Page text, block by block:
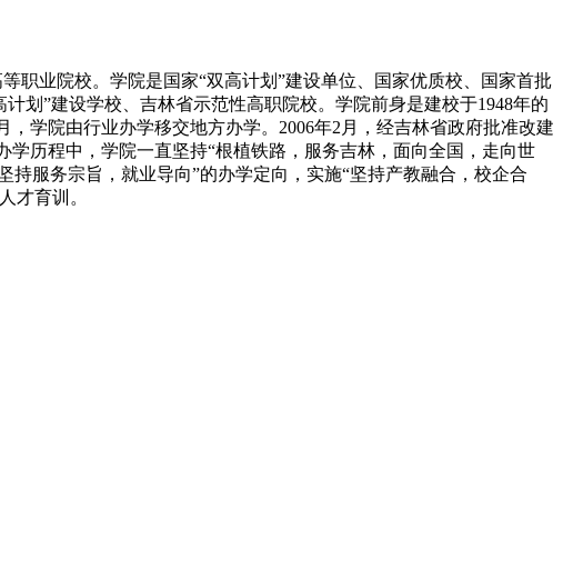
职业院校。学院是国家“双高计划”建设单位、国家优质校、国家首批
划”建设学校、吉林省示范性高职院校。学院前身是建校于1948年的
学院由行业办学移交地方办学。2006年2月，经吉林省政府批准改建
历程中，学院一直坚持“根植铁路，服务吉林，面向全国，走向世
持服务宗旨，就业导向”的办学定向，实施“坚持产教融合，校企合
才育训。